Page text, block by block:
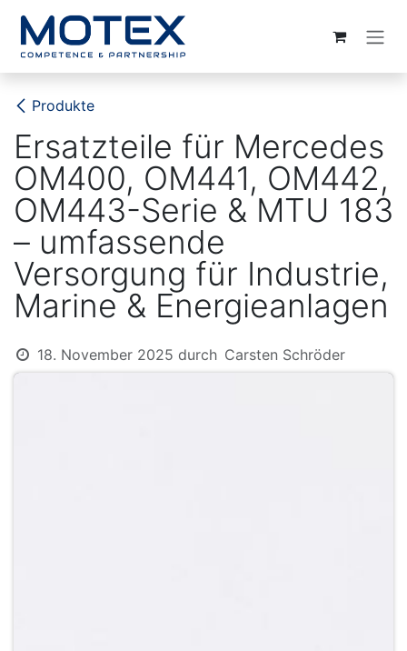
Produkte
Ersatzteile für Mercedes
OM400, OM441, OM442,
OM443-Serie & MTU 183
– umfassende
Versorgung für Industrie,
Marine & Energieanlagen
18. November 2025 durch Carsten Schröder